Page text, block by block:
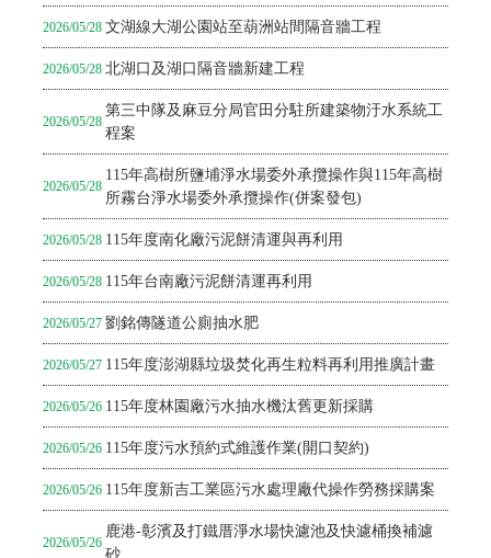
2026/05/28 文湖線大湖公園站至葫洲站間隔音牆工程
2026/05/28 北湖口及湖口隔音牆新建工程
2026/05/28
第三中隊及麻豆分局官田分駐所建築物汙水系統工
程案
2026/05/28
115年高樹所鹽埔淨水場委外承攬操作與115年高樹
所霧台淨水場委外承攬操作(併案發包)
2026/05/28 115年度南化廠污泥餅清運與再利用
2026/05/28 115年台南廠污泥餅清運再利用
2026/05/27 劉銘傳隧道公廁抽水肥
2026/05/27 115年度澎湖縣垃圾焚化再生粒料再利用推廣計畫
2026/05/26 115年度林園廠污水抽水機汰舊更新採購
2026/05/26 115年度污水預約式維護作業(開口契約)
2026/05/26 115年度新吉工業區污水處理廠代操作勞務採購案
2026/05/26
鹿港-彰濱及打鐵厝淨水場快濾池及快濾桶換補濾
砂